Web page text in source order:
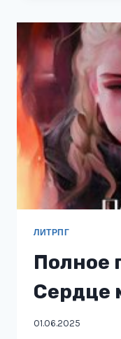
ЛИТРПГ
Полное
Сердце
01.06.2025